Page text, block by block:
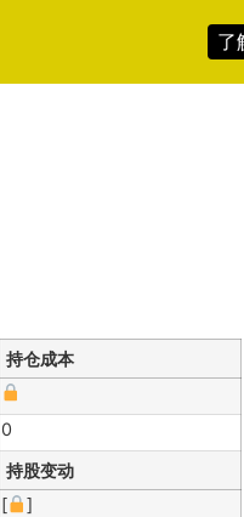
持仓成本
0
持股变动
[ ]
了